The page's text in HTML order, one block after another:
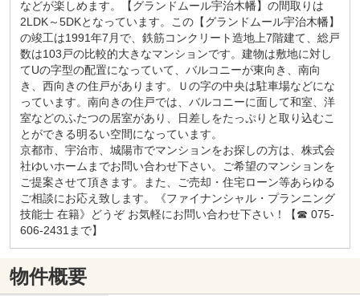
などが楽しめます。【グランドムール宇治木幡】の間取りは
2LDK～5DKとなっています。この【グランドムール宇治木幡】
の竣工は1991年7月で、鉄筋コンクリート造地上7階建て、総戸
数は103戸の比較的大きなマンションです。建物は敷地に対し
てUの字型の配置になっていて、バルコニーが東向き、南向
き、西向きの住戸があります。Ｕの字の中央は駐車場などにな
っています。南向きの住戸では、バルコニーに面して和室、洋
室などのふたつの居室があり、日差しをたっぷりと取り込むこ
とができる明るい空間になっています。
京都市、宇治市、城陽市でマンションをお探しの方は、株式会
社ゆいホームまでお問い合わせ下さい。ご希望のマンションを
ご提案させて頂きます。また、ご売却・住宅ローン等あらゆる
ご相談にお応え致します。《ファイナンシャル・プランニング
技能士 在籍》どうぞ お気軽にお問い合わせ下さい！【☎ 075-
606-2431まで】
物件概要